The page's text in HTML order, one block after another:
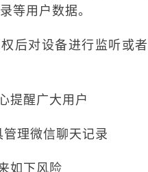
等用户数据。
后对设备进行监听或
提醒广大用户
理微信聊天记录
如下风险